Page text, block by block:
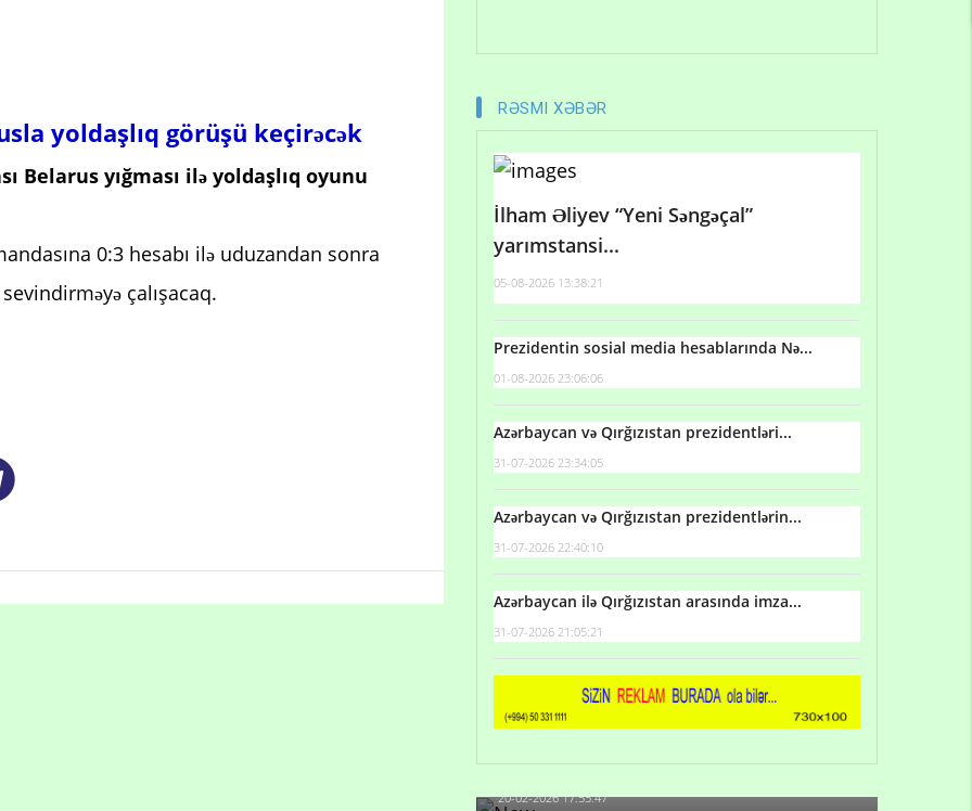
yoldaşlıq görüşü keçirəcək
Belarus yığması ilə yoldaşlıq oyunu
0:3 hesabı ilə uduzandan sonra
çalışacaq.
RƏSMI XƏBƏR
İlham Əliyev “Yeni Səngəçal”
yarımstansi...
05-08-2026 13:38:21
Prezidentin sosial media hesablarında Nə...
01-08-2026 23:06:06
Azərbaycan və Qırğızıstan prezidentləri...
31-07-2026 23:34:05
Azərbaycan və Qırğızıstan prezidentlərin...
31-07-2026 22:40:10
Azərbaycan ilə Qırğızıstan arasında imza...
31-07-2026 21:05:21
artıb?
20-02-2026 17:55:47